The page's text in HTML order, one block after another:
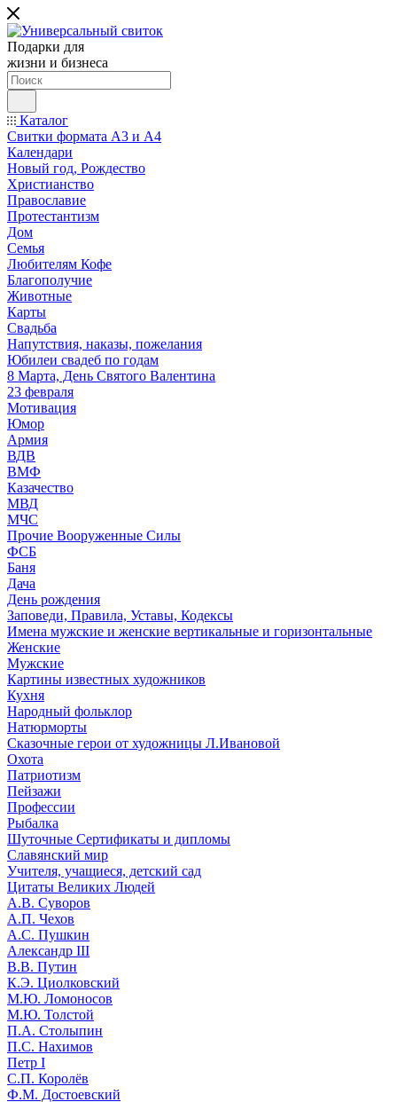
Подарки для
жизни и бизнеса
Каталог
Свитки формата А3 и А4
Календари
Новый год, Рождество
Христианство
Православие
Протестантизм
Дом
Семья
Любителям Кофе
Благополучие
Животные
Карты
Свадьба
Напутствия, наказы, пожелания
Юбилеи свадеб по годам
8 Марта, День Святого Валентина
23 февраля
Мотивация
Юмор
Армия
ВДВ
ВМФ
Казачество
МВД
МЧС
Прочие Вооруженные Силы
ФСБ
Баня
Дача
День рождения
Заповеди, Правила, Уставы, Кодексы
Имена мужские и женские вертикальные и горизонтальные
Женские
Мужские
Картины известных художников
Кухня
Народный фольклор
Натюрморты
Сказочные герои от художницы Л.Ивановой
Охота
Патриотизм
Пейзажи
Профессии
Рыбалка
Шуточные Сертификаты и дипломы
Славянский мир
Учителя, учащиеся, детский сад
Цитаты Великих Людей
А.В. Суворов
А.П. Чехов
А.С. Пушкин
Александр III
В.В. Путин
К.Э. Циолковский
М.Ю. Ломоносов
М.Ю. Толстой
П.А. Столыпин
П.С. Нахимов
Петр I
С.П. Королёв
Ф.М. Достоевский